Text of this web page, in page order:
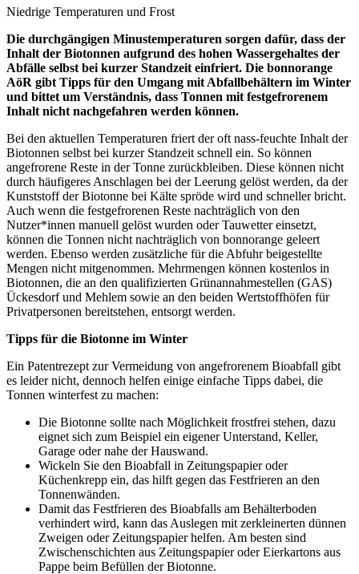
Niedrige Temperaturen und Frost
Die durchgängigen Minustemperaturen sorgen dafür, dass der
Inhalt der Biotonnen aufgrund des hohen Wassergehaltes der
Abfälle selbst bei kurzer Standzeit einfriert. Die bonnorange
AöR gibt Tipps für den Umgang mit Abfallbehältern im Winter
und bittet um Verständnis, dass Tonnen mit festgefrorenem
Inhalt nicht nachgefahren werden können.
Bei den aktuellen Temperaturen friert der oft nass-feuchte Inhalt der
Biotonnen selbst bei kurzer Standzeit schnell ein. So können
angefrorene Reste in der Tonne zurückbleiben. Diese können nicht
durch häufigeres Anschlagen bei der Leerung gelöst werden, da der
Kunststoff der Biotonne bei Kälte spröde wird und schneller bricht.
Auch wenn die festgefrorenen Reste nachträglich von den
Nutzer*innen manuell gelöst wurden oder Tauwetter einsetzt,
können die Tonnen nicht nachträglich von bonnorange geleert
werden. Ebenso werden zusätzliche für die Abfuhr beigestellte
Mengen nicht mitgenommen. Mehrmengen können kostenlos in
Biotonnen, die an den qualifizierten Grünannahmestellen (GAS)
Ückesdorf und Mehlem sowie an den beiden Wertstoffhöfen für
Privatpersonen bereitstehen, entsorgt werden.
Tipps für die Biotonne im Winter
Ein Patentrezept zur Vermeidung von angefrorenem Bioabfall gibt
es leider nicht, dennoch helfen einige einfache Tipps dabei, die
Tonnen winterfest zu machen:
Die Biotonne sollte nach Möglichkeit frostfrei stehen, dazu
eignet sich zum Beispiel ein eigener Unterstand, Keller,
Garage oder nahe der Hauswand.
Wickeln Sie den Bioabfall in Zeitungspapier oder
Küchenkrepp ein, das hilft gegen das Festfrieren an den
Tonnenwänden.
Damit das Festfrieren des Bioabfalls am Behälterboden
verhindert wird, kann das Auslegen mit zerkleinerten dünnen
Zweigen oder Zeitungspapier helfen. Am besten sind
Zwischenschichten aus Zeitungspapier oder Eierkartons aus
Pappe beim Befüllen der Biotonne.